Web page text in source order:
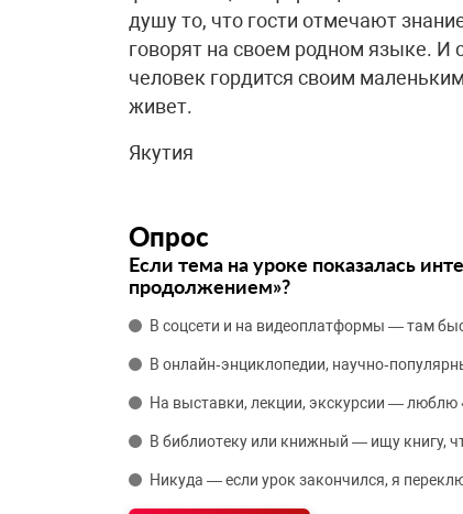
душу то, что гости отмечают
говорят на своем родном языке. И
человек гордится своим
живет.
Якутия
Опрос
Если тема на уроке показалась
продолжением»?
В соцсети и на видеоплатформы — там
В онлайн‑энциклопедии,
На выставки, лекции, экскурсии — люблю
В библиотеку или книжный — ищу книгу,
Никуда — если урок закончился, я